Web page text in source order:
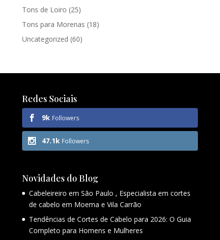
Tons de Loiro (25)
Tons para Morenas (18)
Uncategorized (60)
Redes Sociais
9k Followers
47.1k Followers
Novidades do Blog
Cabeleireiro em São Paulo , Especialista em cortes
de cabelo em Moema e Vila Carrão
Tendências de Cortes de Cabelo para 2026: O Guia
Completo para Homens e Mulheres